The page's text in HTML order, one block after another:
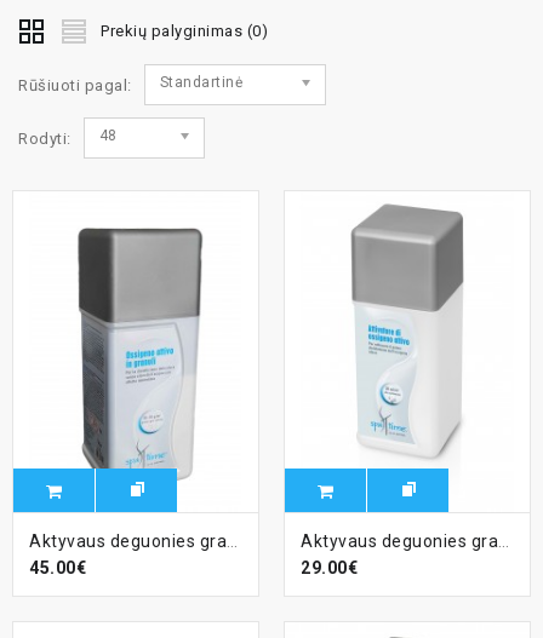
Prekių palyginimas (0)
Rūšiuoti pagal: Standartinė
Rodyti: 48
Aktyvaus deguonies granulės SPA, 1 kg
45.00€
Aktyvaus deguonies granulių aktyvizavimo priemonė Bayroplus SPA, 1 l
29.00€